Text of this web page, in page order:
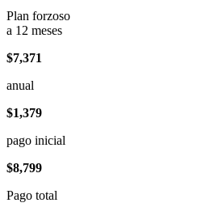
Plan forzoso
a 12 meses
$7,371
anual
$1,379
pago inicial
$8,799
Pago total